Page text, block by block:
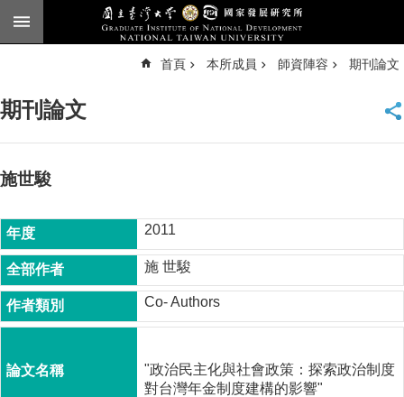
跳到主要內容區塊
臺
頁
公
告
本
所
簡
本
首頁 本所成員 師資陣容 期刊論文
期刊論文
施世駿
2011
施 世駿
Co- Authors
"政治民主化與社會政策：探索政治制度
對台灣年金制度建構的影響"